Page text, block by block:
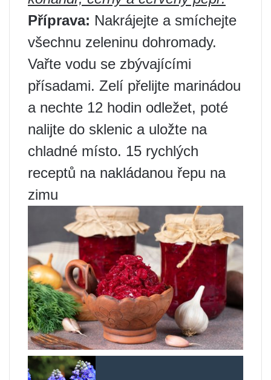
Příprava: Nakrájejte a smíchejte
všechnu zeleninu dohromady.
Vařte vodu se zbývajícími
přísadami. Zelí přelijte marinádou
a nechte 12 hodin odležet, poté
nalijte do sklenic a uložte na
chladné místo. 15 rychlých
receptů na nakládanou řepu na
zimu